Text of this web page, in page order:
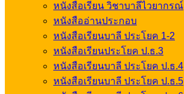
หนังสือเรียน วิชาบาลีไวยากรณ์
หนังสืออ่านประกอบ
หนังสือเรียนบาลี ประโยค 1-2
หนังสือเรียนประโยค ป.ธ.3
หนังสือเรียนบาลี ประโยค ป.ธ.4
หนังสือเรียนบาลี ประโยค ป.ธ.5